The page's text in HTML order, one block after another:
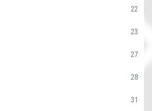
22
23
27
28
31